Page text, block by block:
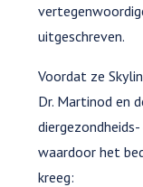
uitgeschreven.
Voordat ze
Dr. Martinod en
waardoor het
kreeg: